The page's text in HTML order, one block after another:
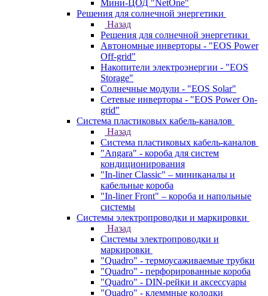
Мини-ЦОД "NetOne"
Решения для солнечной энергетики
Назад
Решения для солнечной энергетики
Автономные инверторы - "EOS Power
Off-grid"
Накопители электроэнергии - "EOS
Storage"
Солнечные модули - "EOS Solar"
Сетевые инверторы - "EOS Power On-
grid"
Система пластиковых кабель-каналов
Назад
Система пластиковых кабель-каналов
"Angara" - короба для систем
кондиционирования
"In-liner Classic" – миниканалы и
кабельные короба
"In-liner Front" – короба и напольные
системы
Системы электропроводки и маркировки
Назад
Системы электропроводки и
маркировки
"Quadro" - термоусаживаемые трубки
"Quadro" - перфорированные короба
"Quadro" - DIN-рейки и аксессуары
"Quadro" - клеммные колодки